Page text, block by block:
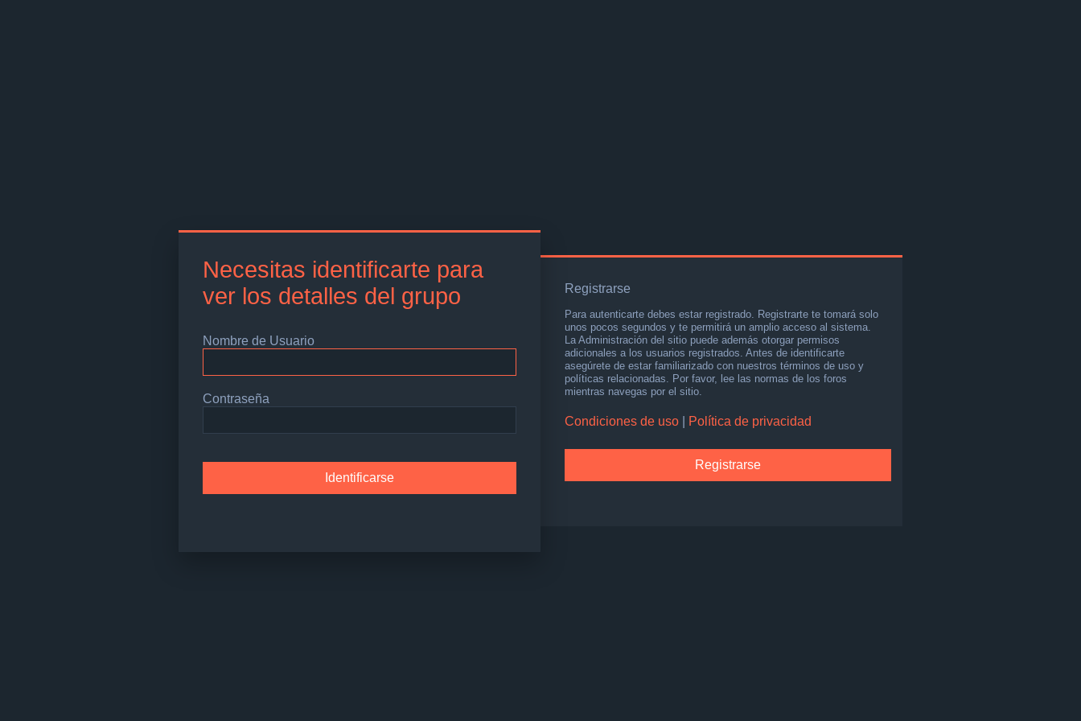
Necesitas identificarte para
ver los detalles del grupo
Nombre de Usuario
Contraseña
Registrarse
Para autenticarte debes estar registrado. Registrarte te tomará solo
unos pocos segundos y te permitirá un amplio acceso al sistema.
La Administración del sitio puede además otorgar permisos
adicionales a los usuarios registrados. Antes de identificarte
asegúrete de estar familiarizado con nuestros términos de uso y
políticas relacionadas. Por favor, lee las normas de los foros
mientras navegas por el sitio.
Condiciones de uso Política de privacidad
Registrarse